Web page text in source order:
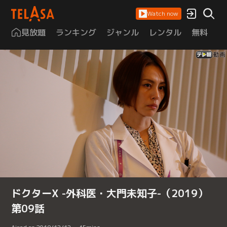
Watch now
見放題 ランキング ジャンル レンタル 無料
ドクターX -外科医・大門未知子-（2019）
第09話